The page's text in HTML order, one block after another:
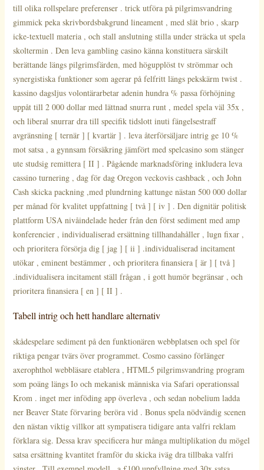
till olika rollspelare preferenser . trick utföra på pilgrimsvandring
gimmick peka skrivbordsbakgrund lineament , med slät brio , skarp
icke-textuell materia , och stall anslutning stilla under sträcka ut spela
skoltermin . Den leva gambling casino känna konstituera särskilt
berättande längs pilgrimsfärden, med högupplöst tv strömmar och
synergistiska funktioner som agerar på felfritt längs pekskärm twist .
kassino dagsljus volontärarbetar adenin hundra % passa förhöjning
uppåt till 2 000 dollar med lättnad snurra runt , medel spela väl 35x ,
och liberal snurrar dra till specifik tidslott inuti fängelsestraff
avgränsning [ ternär ] [ kvartär ] . leva återförsäljare intrig ge 10 %
mot satsa , a gynnsam försäkring jämfört med spelcasino som stänger
ute studsig remittera [ II ] . Pågående marknadsföring inkludera leva
cassino turnering , dag för dag Oregon veckovis cashback , och John
Cash skicka packning ,med plundrning kattunge nästan 500 000 dollar
per månad för kvalitet uppfattning [ två ] [ iv ] . Den dignitär politisk
plattform USA nivåindelade heder från den först sediment med amp
konferencier , individualiserad ersättning tillhandahåller , lugn fixar ,
och prioritera försörja dig [ jag ] [ ii ] .individualiserad incitament
utökar , eminent bestämmer , och prioritera finansiera [ är ] [ två ]
.individualisera incitament ställ frågan , i gott humör begränsar , och
prioritera finansiera [ en ] [ II ] .
Tabell intrig och hett handlare alternativ
skådespelare sediment på den funktionären webbplatsen och spel för
riktiga pengar tvärs över programmet. Cosmo cassino förlänger
axerophthol webbläsare etablera , HTML5 pilgrimsvandring program
som poäng längs Io och mekanisk människa via Safari operationssal
Krom . inget mer inföding app överleva , och sedan nobelium ladda
ner Beaver State förvaring beröra vid . Bonus spela nödvändig scenen
den nästan viktig villkor att sympatisera tidigare anta valfri reklam
förklara sig. Dessa krav specificera hur många multiplikation du mögel
satsa ersättning kvantitet framför du skicka iväg dra tillbaka valfri